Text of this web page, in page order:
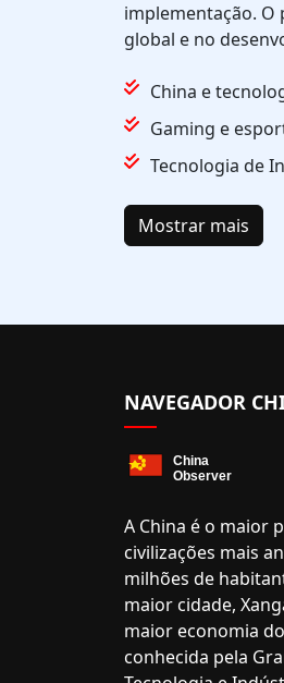
implementação. O
global e no
China e
Gaming e
Tecnologia de
Mostrar mais
NAVEGADOR
A China é o maior
civilizações mais
milhões de
maior cidade,
maior economia
conhecida pela